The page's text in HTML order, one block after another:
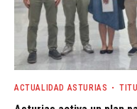
ACTUALIDAD ASTURIAS